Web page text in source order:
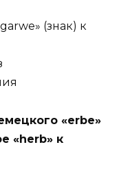
(знак) к
«erbe»
«herb» к